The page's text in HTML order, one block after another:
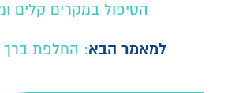
הטיפול במקרים קלים
למאמר הבא: החלפת ברך